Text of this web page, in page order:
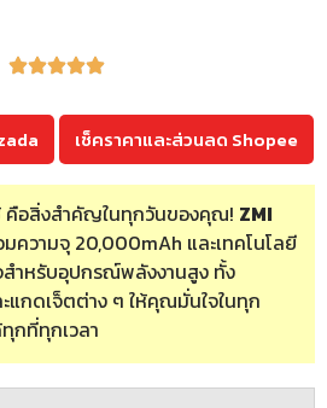
เช็คราคาและส่วนลด Shopee
คือสิ่งสำคัญในทุกวันของคุณ! ZMI
ความจุ 20,000mAh และเทคโนโลยี
สำหรับอุปกรณ์พลังงานสูง ทั้ง
แกดเจ็ตต่าง ๆ ให้คุณมั่นใจในทุก
กที่ทุกเวลา